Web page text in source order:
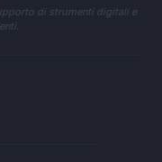
di strumenti digitali e